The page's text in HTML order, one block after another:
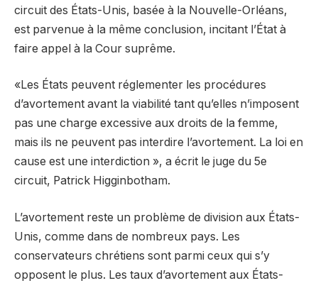
circuit des États-Unis, basée à la Nouvelle-Orléans,
est parvenue à la même conclusion, incitant l’État à
faire appel à la Cour suprême.
«Les États peuvent réglementer les procédures
d’avortement avant la viabilité tant qu’elles n’imposent
pas une charge excessive aux droits de la femme,
mais ils ne peuvent pas interdire l’avortement. La loi en
cause est une interdiction », a écrit le juge du 5e
circuit, Patrick Higginbotham.
L’avortement reste un problème de division aux États-
Unis, comme dans de nombreux pays. Les
conservateurs chrétiens sont parmi ceux qui s’y
opposent le plus. Les taux d’avortement aux États-